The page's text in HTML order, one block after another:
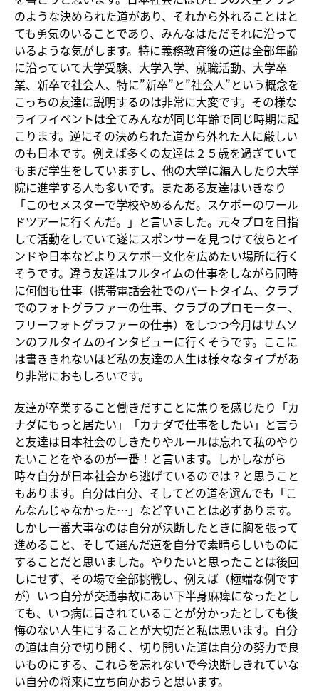
のような決められた道があり、それから外れることはと
ても勇気のいることであり、みんなはただそれに沿って
いるような気がします。特に義務教育後の道は全部年齢
に沿っていて大学受験、大学入学、就職活動、大学卒
業、新卒で社会人、特に”新卒”と”社会人”という概念を
こっちの友達に説明するのは非常に大変です。その様な
ライフイベントは全てみんなが同じ年齢で同じ時期に起
こります。逆にその決められた道から外れた人に厳しい
のも日本です。例えば多くの友達は２５歳を過ぎていて
もまだ学生をしていますし、他の大学に編入したり大学
院に進学する人も多いです。またある友達はいきなり
「このセメスターで学校やめるんだ。スケボーのワール
ドツアーに行くんだ。」と言いました。元々プロを目指
して活動をしていて遂にスポンサーを見つけて彼らとイ
ンドや日本などよりスケボー文化を広めたい場所に行く
そうです。違う友達はフルタイムの仕事をしながら同時
に何個も仕事（携帯電話会社でのパートタイム、クラブ
でのフォトグラファーの仕事、クラブのプロモーター、
フリーフォトグラファーの仕事）をしつつ今月はサムソ
ンのフルタイムのインタビューに行くそうです。ここに
は書ききれないほど私の友達の人生は様々なタイプがあ
り非常におもしろいです。
友達が卒業すること働きだすことに焦りを感じたり「カ
ナダにもっと居たい」「カナダで仕事をしたい」と言う
と友達は日本社会のしきたりやルールは忘れて私のやり
たいことをやるのが一番！と言います。しかしながら
時々自分が日本社会から逃げているのでは？と思うこと
もあります。自分は自分、そしてどの道を選んでも「こ
んなんじゃなかった…」など辛いことは必ずあります。
しかし一番大事なのは自分が決断したときに胸を張って
進めること、そして選んだ道を自分で素晴らしいものに
することだと思いました。やりたいと思ったことは後回
しにせず、その場で全部挑戦し、例えば（極端な例です
が）いつ自分が交通事故にあい下半身麻痺になったとし
ても、いつ病に冒されていることが分かったとしても後
悔のない人生にすることが大切だと私は思います。自分
の道は自分で切り開く、切り開いた道は自分の努力で良
いものにする、これらを忘れないで今決断しきれていな
い自分の将来に立ち向かおうと思います。